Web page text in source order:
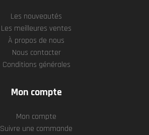
Les nouveautés
Les meilleures ventes
À propos de nous
Nous contacter
Conditions générales
Mon compte
Mon compte
Suivre une commande